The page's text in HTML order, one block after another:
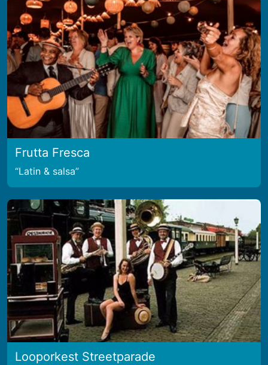
Frutta Fresca
Latin & salsa
Looporkest Streetparade